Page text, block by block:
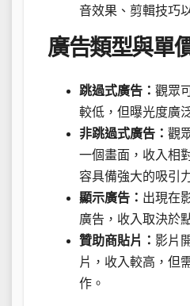
音效果、剪輯技巧
廣告類型與單
跳過式廣告： 觀眾
較低，但曝光度廣
非跳過式廣告： 觀
一個畫面，收入相
容具備強大的吸引
顯示廣告： 出現在
廣告，收入取決於
贊助商貼片： 影片
片，收入較高，但
作。